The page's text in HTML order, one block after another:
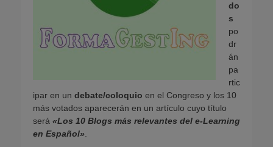
do
s
po
dr
án
pa
rtic
ipar en un debate/coloquio en el Congreso y los 10
más votados aparecerán en un artículo cuyo título
será «Los 10 Blogs más relevantes del e-Learning
en Español»